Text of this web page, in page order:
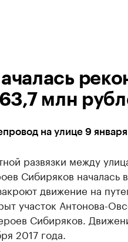
млн
на улице 9 января
развязки между
Сибиряков началась
движение на
участок Антонова-
Сибиряков.
2017 года.